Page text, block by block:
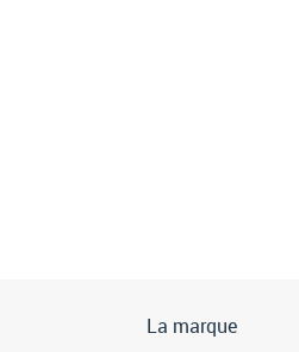
La marque